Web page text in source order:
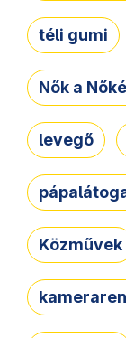
téli gumi
Nők a
levegő
Közművek